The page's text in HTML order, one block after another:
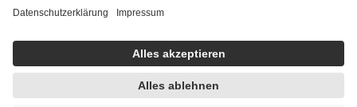
getroffen, um sicherzustellen, dass es sich um echte Bewertungen
https://help.etrusted.com/hc/de/articles/4419944605341
Einige Bilder und Inhalte wurden unter Zuhilfenahme künstlicher